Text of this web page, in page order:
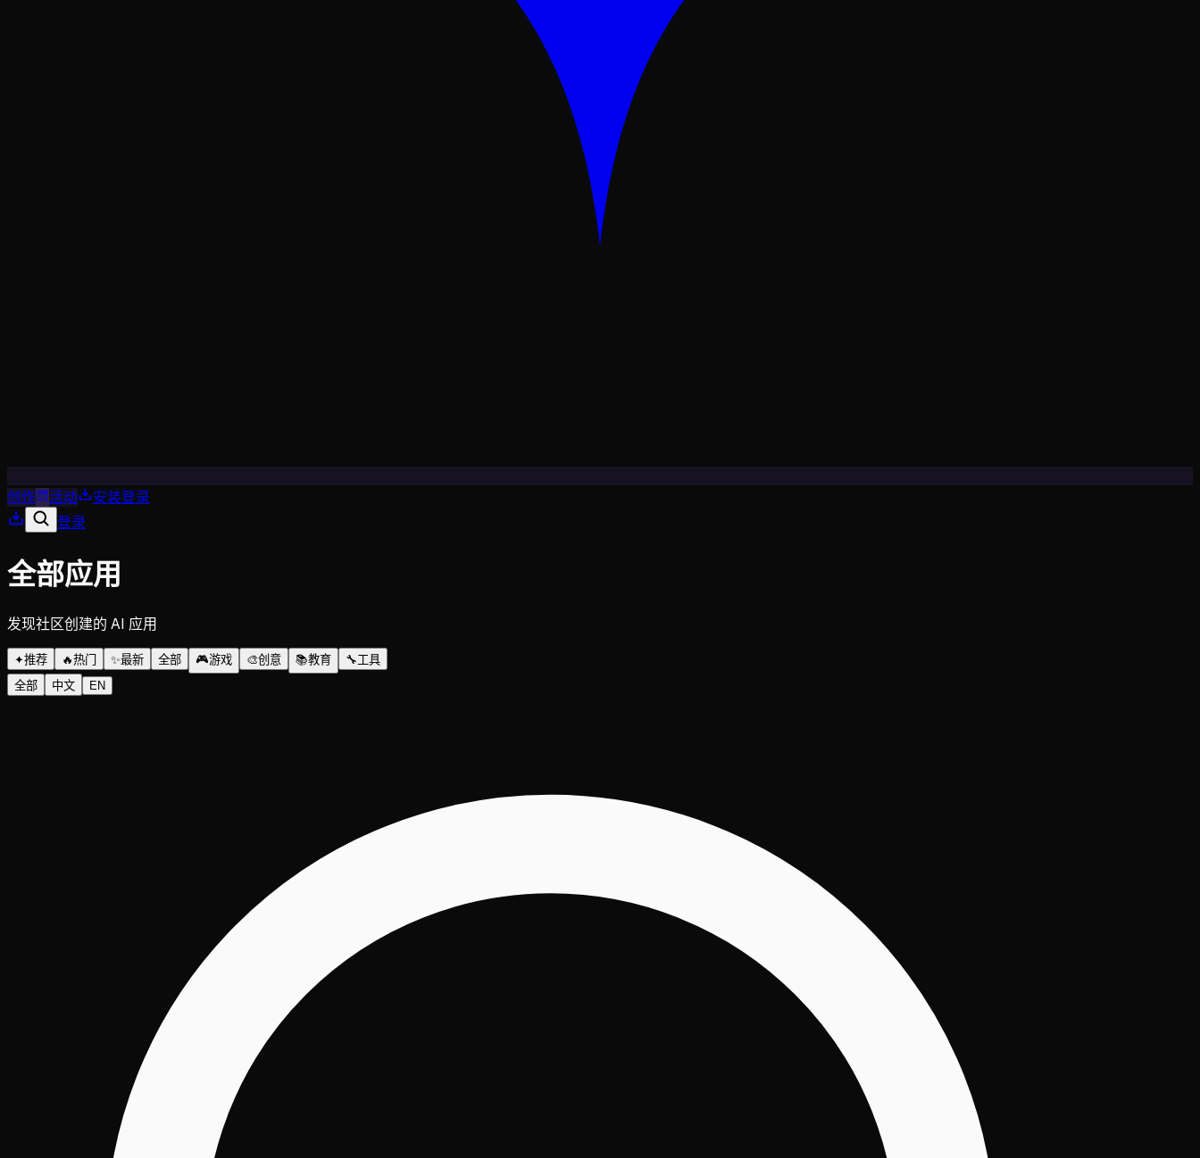
创作 活动 安装登录
登录
全部应用
发现社区创建的 AI 应用
✦推荐 🔥热门 ✨最新 全部 🎮游戏 🎨创意 📚教育 🔧工具
全部
中文 EN